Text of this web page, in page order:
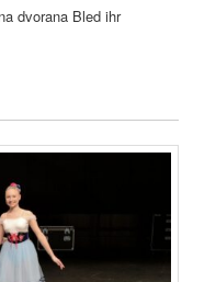
dvorana Bled ihr